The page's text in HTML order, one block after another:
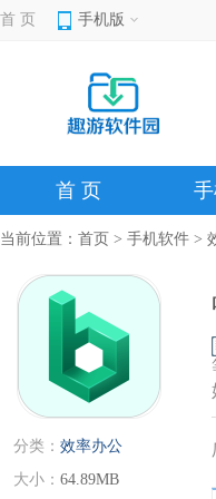
首 页 手机版
首 页
当前位置： 首页 > 手机软件 >
分类： 效率办公
大小： 64.89MB